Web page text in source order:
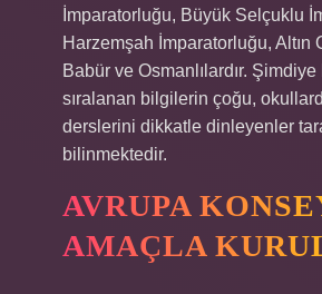
İmparatorluğu, Büyük Selçuklu
Harzemşah İmparatorluğu, Altın
Babür ve Osmanlılardır.
sıralanan bilgilerin çoğu,
derslerini dikkatle dinleyenler
bilinmektedir.
AVRUPA
AMAÇLA